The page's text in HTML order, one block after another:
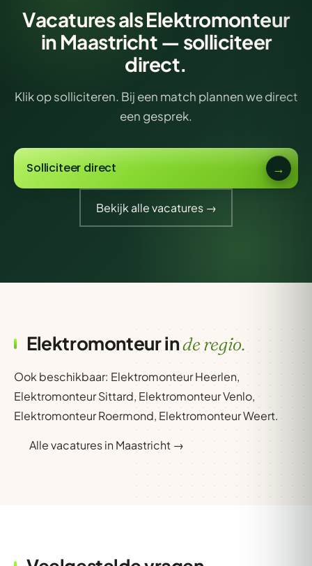
Vacatures als Elektromonteur
in Maastricht — solliciteer
direct.
Klik op solliciteren. Bij een match plannen we direct
een gesprek.
Solliciteer direct
Bekijk alle vacatures →
Elektromonteur inde regio.
Ook beschikbaar: Elektromonteur Heerlen,
Elektromonteur Sittard, Elektromonteur Venlo,
Elektromonteur Roermond, Elektromonteur Weert.
Alle vacatures in Maastricht →